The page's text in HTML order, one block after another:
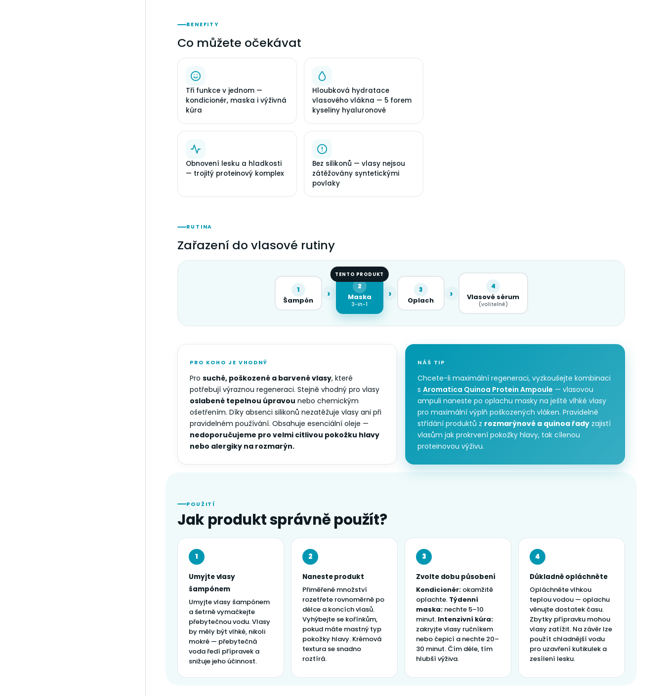
BENEFITY
Co můžete očekávat
Tři funkce v jednom —
kondicionér, maska i výživná
kúra
Hloubková hydratace
vlasového vlákna — 5 forem
kyseliny hyaluronové
Obnovení lesku a hladkosti
— trojitý proteinový komplex
Bez silikonů — vlasy nejsou
zátěžovány syntetickými
povlaky
RUTINA
Zařazení do vlasové rutiny
1
Šampón ›
2
Maska
3-in-1
TENTO PRODUKT
› 3
Oplach ›
4
Vlasové sérum
(volitelně)
PRO KOHO JE VHODNÝ
Pro suché, poškozené a barvené vlasy, které
potřebují výraznou regeneraci. Stejně vhodný pro vlasy
oslabené tepelnou úpravou nebo chemickým
ošetřením. Díky absenci silikonů nezatěžuje vlasy ani při
pravidelném používání. Obsahuje esenciální oleje —
nedoporučujeme pro velmi citlivou pokožku hlavy
nebo alergiky na rozmarýn.
NÁŠ TIP
Chcete-li maximální regeneraci, vyzkoušejte kombinaci
s Aromatica Quinoa Protein Ampoule — vlasovou
ampuli naneste po oplachu masky na ještě vlhké vlasy
pro maximální výplň poškozených vláken. Pravidelné
střídání produktů z rozmarýnové a quinoa řady zajistí
vlasům jak prokrvení pokožky hlavy, tak cílenou
proteinovou výživu.
POUŽITÍ
Jak produkt správně použít?
1
Umyjte vlasy
šampónem
Umyjte vlasy šampónem
a šetrně vymačkejte
přebytečnou vodu. Vlasy
by měly být vlhké, nikoli
mokré — přebytečná
voda ředí přípravek a
snižuje jeho účinnost.
2
Naneste produkt
Přiměřené množství
rozetřete rovnoměrně po
délce a koncích vlasů.
Vyhýbejte se kořínkům,
pokud máte mastný typ
pokožky hlavy. Krémová
textura se snadno
roztírá.
3
Zvolte dobu působení
Kondicionér: okamžitě
oplachte. Týdenní
maska: nechte 5–10
minut. Intenzivní kúra:
zakryjte vlasy ručníkem
nebo čepicí a nechte 20–
30 minut. Čím déle, tím
hlubší výživa.
4
Důkladně opláchněte
Opláchněte vlhkou
teplou vodou — oplachu
věnujte dostatek času.
Zbytky přípravku mohou
vlasy zatížit. Na závěr lze
použít chladnější vodu
pro uzavření kutikulek a
zesílení lesku.